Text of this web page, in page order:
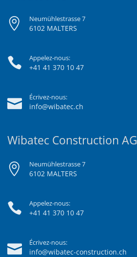
Neumühlestrasse 7
6102 MALTERS
Appelez-nous:
+41 41 370 10 47
Écrivez-nous:
info@wibatec.ch
Wibatec Construction AG
Neumühlestrasse 7
6102 MALTERS
Appelez-nous:
+41 41 370 10 47
Écrivez-nous:
info@wibatec-construction.ch